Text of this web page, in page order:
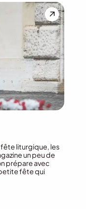
liturgique, les
un peu de
prépare avec
fête qui